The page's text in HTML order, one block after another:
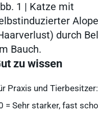
1 | Katze mit
durch
Bauch.
zu wissen
Praxis und
= Sehr starker, fast